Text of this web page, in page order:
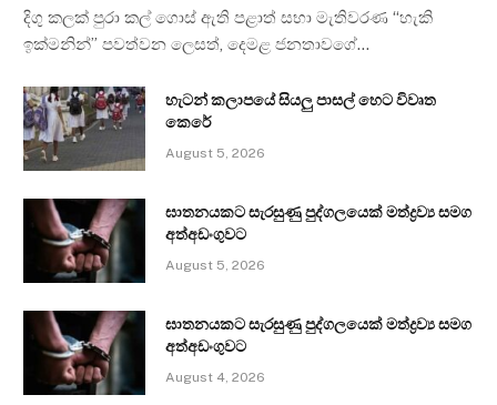
දිගු කලක් පුරා කල් ගොස් ඇති පළාත් සභා මැතිවරණ “හැකි
ඉක්මනින්” පවත්වන ලෙසත්, දෙමළ ජනතාවගේ…
හැටන් කලාපයේ සියලු පාසල් හෙට විවෘත
කෙරේ
August 5, 2026
ඝාතනයකට සැරසුණු පුද්ගලයෙක් මත්ද්‍රව්‍ය සමග
අත්අඩංගුවට
August 5, 2026
ඝාතනයකට සැරසුණු පුද්ගලයෙක් මත්ද්‍රව්‍ය සමග
අත්අඩංගුවට
August 4, 2026